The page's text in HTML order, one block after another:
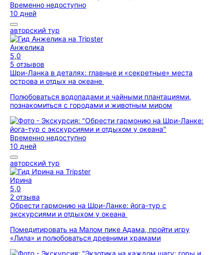
Временно недоступно
10 дней
авторский тур
Анжелика
5,0
5 отзывов
Шри-Ланка в деталях: главные и «секретные» места
острова и отдых на океане
Полюбоваться водопадами и чайными плантациями,
познакомиться с городами и животным миром
Временно недоступно
10 дней
авторский тур
Ирина
5,0
2 отзыва
Обрести гармонию на Шри-Ланке: йога-тур с
экскурсиями и отдыхом у океана
Помедитировать на Малом пике Адама, пройти игру
«Лила» и полюбоваться древними храмами